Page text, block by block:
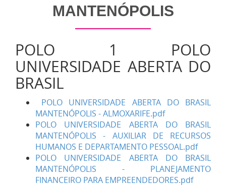
MANTENÓPOLIS
POLO 1 POLO
UNIVERSIDADE ABERTA DO
BRASIL
POLO UNIVERSIDADE ABERTA DO BRASIL
MANTENÓPOLIS - ALMOXARIFE.pdf
POLO UNIVERSIDADE ABERTA DO BRASIL
MANTENÓPOLIS - AUXILIAR DE RECURSOS
HUMANOS E DEPARTAMENTO PESSOAL.pdf
POLO UNIVERSIDADE ABERTA DO BRASIL
MANTENÓPOLIS - PLANEJAMENTO
FINANCEIRO PARA EMPREENDEDORES.pdf